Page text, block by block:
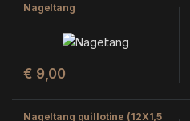
Nageltang
€ 9,00
Nageltang guillotine (12X1,5